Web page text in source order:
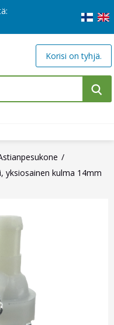
Korisi on tyhjä.
yksiosainen kulma 14mm